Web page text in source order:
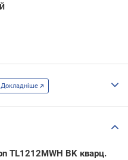
Докладніше
TL1212MWH BK кварц.